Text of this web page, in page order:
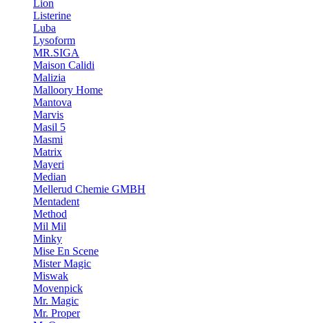
Lion
Listerine
Luba
Lysoform
MR.SIGA
Maison Calidi
Malizia
Malloory Home
Mantova
Marvis
Masil 5
Masmi
Matrix
Mayeri
Median
Mellerud Chemie GMBH
Mentadent
Method
Mil Mil
Minky
Mise En Scene
Mister Magic
Miswak
Movenpick
Mr. Magic
Mr. Proper